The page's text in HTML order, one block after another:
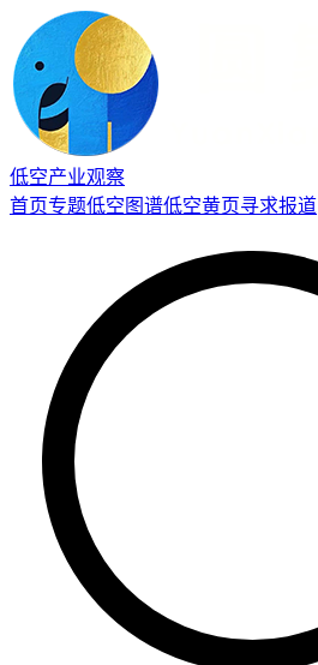
低空产业观察
首页专题低空图谱低空黄页寻求报道